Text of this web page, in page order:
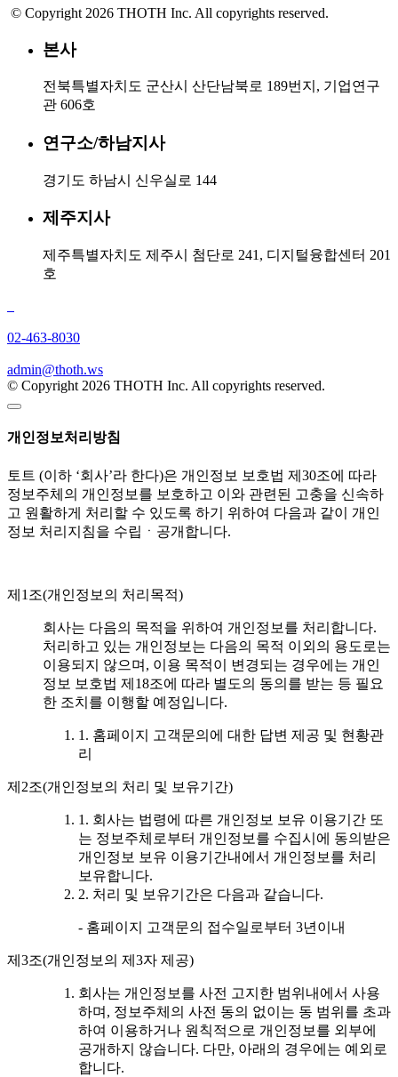
© Copyright 2026 THOTH Inc. All copyrights reserved.
본사
전북특별자치도 군산시 산단남북로 189번지, 기업연구
관 606호
연구소/하남지사
경기도 하남시 신우실로 144
제주지사
제주특별자치도 제주시 첨단로 241, 디지털융합센터 201
호
02-463-8030
admin@thoth.ws
© Copyright 2026 THOTH Inc. All copyrights reserved.
개인정보처리방침
토트 (이하 ‘회사’라 한다)은 개인정보 보호법 제30조에 따라
정보주체의 개인정보를 보호하고 이와 관련된 고충을 신속하
고 원활하게 처리할 수 있도록 하기 위하여 다음과 같이 개인
정보 처리지침을 수립ㆍ공개합니다.
제1조(개인정보의 처리목적)
회사는 다음의 목적을 위하여 개인정보를 처리합니다.
처리하고 있는 개인정보는 다음의 목적 이외의 용도로는
이용되지 않으며, 이용 목적이 변경되는 경우에는 개인
정보 보호법 제18조에 따라 별도의 동의를 받는 등 필요
한 조치를 이행할 예정입니다.
1. 홈페이지 고객문의에 대한 답변 제공 및 현황관
리
제2조(개인정보의 처리 및 보유기간)
1. 회사는 법령에 따른 개인정보 보유 이용기간 또
는 정보주체로부터 개인정보를 수집시에 동의받은
개인정보 보유 이용기간내에서 개인정보를 처리
보유합니다.
2. 처리 및 보유기간은 다음과 같습니다.
- 홈페이지 고객문의 접수일로부터 3년이내
제3조(개인정보의 제3자 제공)
회사는 개인정보를 사전 고지한 범위내에서 사용
하며, 정보주체의 사전 동의 없이는 동 범위를 초과
하여 이용하거나 원칙적으로 개인정보를 외부에
공개하지 않습니다. 다만, 아래의 경우에는 예외로
합니다.